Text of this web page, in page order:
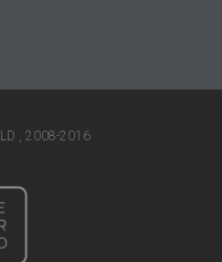
, 2008-2016